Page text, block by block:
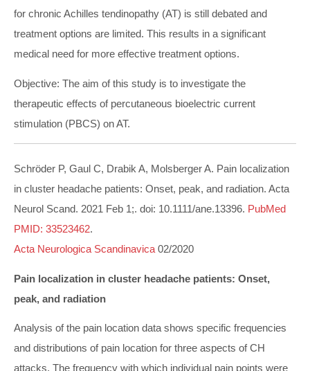
for chronic Achilles tendinopathy (AT) is still debated and
treatment options are limited. This results in a significant
medical need for more effective treatment options.
Objective: The aim of this study is to investigate the
therapeutic effects of percutaneous bioelectric current
stimulation (PBCS) on AT.
Schröder P, Gaul C, Drabik A, Molsberger A. Pain localization
in cluster headache patients: Onset, peak, and radiation. Acta
Neurol Scand. 2021 Feb 1;. doi: 10.1111/ane.13396. PubMed
PMID: 33523462.
Acta Neurologica Scandinavica 02/2020
Pain localization in cluster headache patients: Onset,
peak, and radiation
Analysis of the pain location data shows specific frequencies
and distributions of pain location for three aspects of CH
attacks. The frequency with which individual pain points were